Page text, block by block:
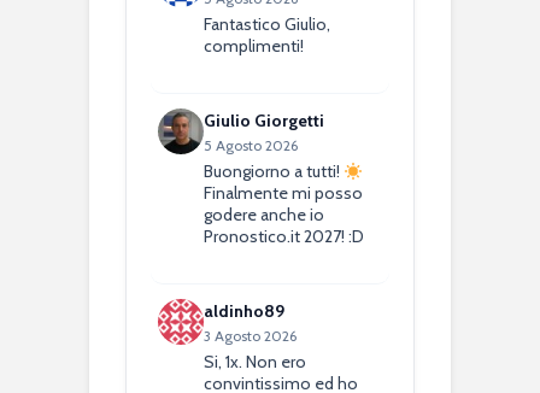
Fantastico Giulio,
complimenti!
Giulio Giorgetti
5 Agosto 2026
Buongiorno a tutti!
Finalmente mi posso
godere anche io
Pronostico.it 2027! :D
aldinho89
3 Agosto 2026
Si, 1x. Non ero
convintissimo ed ho